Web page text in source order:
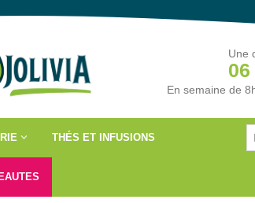
Une
06
En semaine de
THÉS ET INFUSIONS